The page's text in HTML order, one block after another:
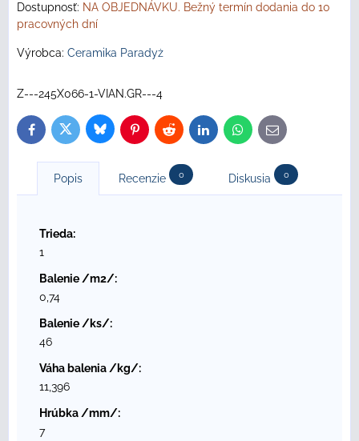
Dostupnosť: NA OBJEDNÁVKU. Bežný termín dodania do 10
pracovných dní
Výrobca: Ceramika Paradyż
Z---245X066-1-VIAN.GR---4
FacebookTwitterBlueskyPinterestReddit LinkedInWhatsApp
E-
mail
Popis Recenzie 0 Diskusia 0
Trieda:
1
Balenie /m2/:
0,74
Balenie /ks/:
46
Váha balenia /kg/:
11,396
Hrúbka /mm/:
7